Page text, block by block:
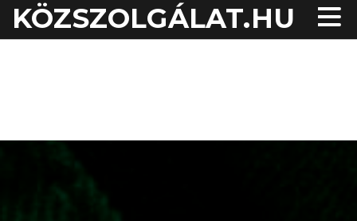
KÖZSZOLGÁLAT.HU